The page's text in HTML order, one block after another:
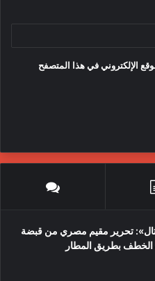
الإلكتروني في هذا المتصفح
144 قتال»: تحرير مقيم مصري من قبضة
بطريق المطار